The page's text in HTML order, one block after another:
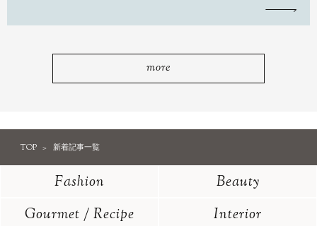
more
TOP 新着記事一覧
Fashion
Beauty
Gourmet / Recipe
Interior